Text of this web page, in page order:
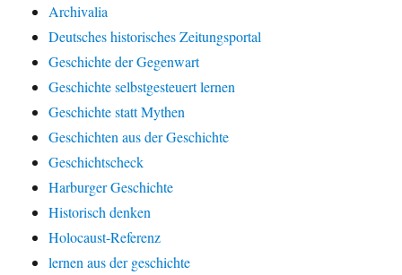
Archivalia
Deutsches historisches Zeitungsportal
Geschichte der Gegenwart
Geschichte selbstgesteuert lernen
Geschichte statt Mythen
Geschichten aus der Geschichte
Geschichtscheck
Harburger Geschichte
Historisch denken
Holocaust-Referenz
lernen aus der geschichte